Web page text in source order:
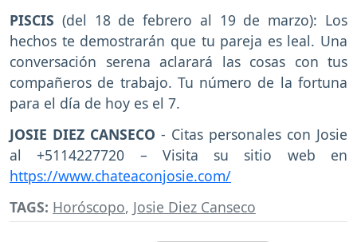
PISCIS (del 18 de febrero al 19 de marzo): Los
hechos te demostrarán que tu pareja es leal. Una
conversación serena aclarará las cosas con tus
compañeros de trabajo. Tu número de la fortuna
para el día de hoy es el 7.
JOSIE DIEZ CANSECO - Citas personales con Josie
al +5114227720 – Visita su sitio web en
https://www.chateaconjosie.com/
TAGS: Horóscopo, Josie Diez Canseco